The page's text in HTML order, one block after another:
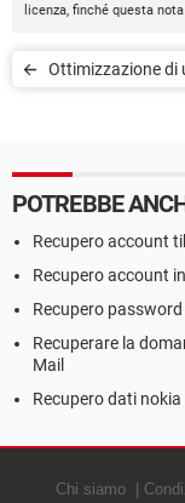
licenza, finché questa
Ottimizzazione di
POTREBBE
Recupero account
Recupero account
Recupero password
Recuperare la
Mail
Recupero dati nokia
Chi siamo